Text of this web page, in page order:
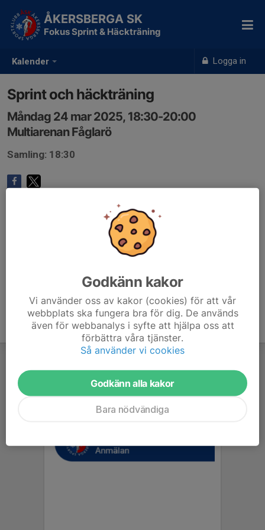
Kalender Logga in
ÅKERSBERGA SK
Fokus Sprint & Häckträning
Sprint och häckträning
Måndag 24 mar 2025, 18:30-20:00
Multiarenan Fåglarö
Samling: 18:30
Godkänn kakor
Vi använder oss av kakor (cookies) för att vår
webbplats ska fungera bra för dig. De används
även för webbanalys i syfte att hjälpa oss att
förbättra våra tjänster.
Så använder vi cookies
Godkänn alla kakor
Bara nödvändiga